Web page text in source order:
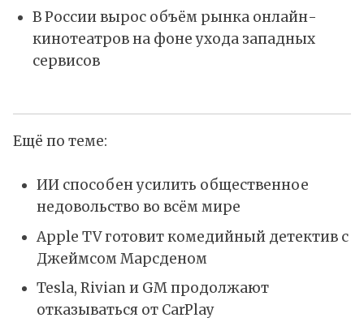
В России вырос объём рынка онлайн-
кинотеатров на фоне ухода западных
сервисов
Ещё по теме:
ИИ способен усилить общественное
недовольство во всём мире
Apple TV готовит комедийный детектив с
Джеймсом Марсденом
Tesla, Rivian и GM продолжают
отказываться от CarPlay